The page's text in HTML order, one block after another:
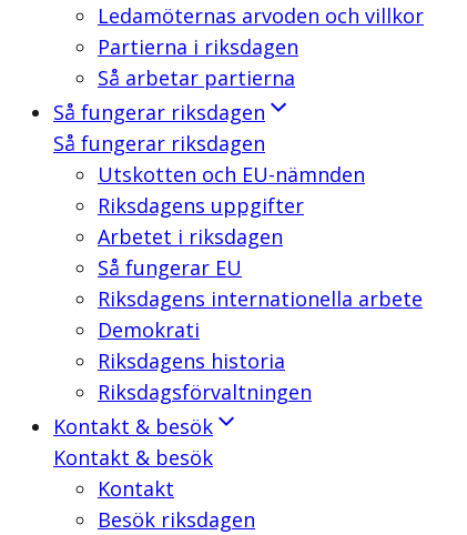
Ledamöternas arvoden och villkor
Partierna i riksdagen
Så arbetar partierna
Så fungerar riksdagen
Så fungerar riksdagen
Utskotten och EU-nämnden
Riksdagens uppgifter
Arbetet i riksdagen
Så fungerar EU
Riksdagens internationella arbete
Demokrati
Riksdagens historia
Riksdagsförvaltningen
Kontakt & besök
Kontakt & besök
Kontakt
Besök riksdagen